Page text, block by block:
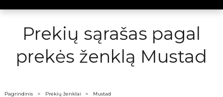
Prekių sąrašas pagal
prekės ženklą Mustad
Pagrindinis Prekių ženklai Mustad